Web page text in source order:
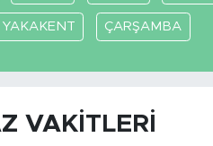
YAKAKENT ÇARŞAMBA
VAKITLERI